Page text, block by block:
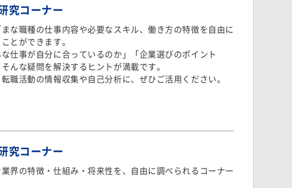
究コーナー
な職種の仕事内容や必要なスキル、働き方の特徴を自由に
とができます。
仕事が自分に合っているのか」「企業選びのポイント
んな疑問を解決するヒントが満載です。
職活動の情報収集や自己分析に、ぜひご活用ください。
究コーナー
界の特徴・仕組み・将来性を、自由に調べられるコーナー